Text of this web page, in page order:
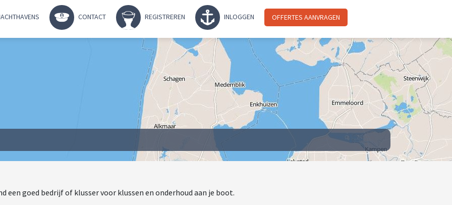
CONTACT REGISTREREN INLOGGEN OFFERTES AANVRAGEN
een goed bedrijf of klusser voor klussen en onderhoud aan je boot.